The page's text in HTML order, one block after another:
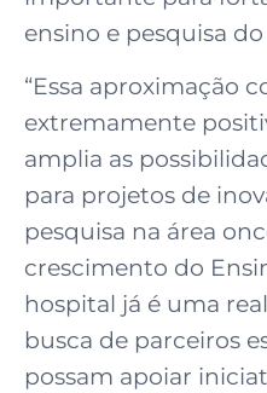
ensino e pesquisa
“Essa aproximação
extremamente
amplia as
para projetos de
pesquisa na área
crescimento do
hospital já é uma
busca de parceiros
possam apoiar